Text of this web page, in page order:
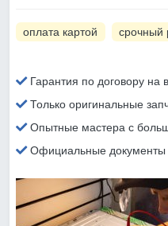
оплата картой срочный
Гарантия по договору на
Только оригинальные
Опытные мастера с
Официальные документы